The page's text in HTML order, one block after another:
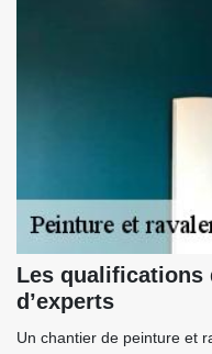
Les qualifications
d’experts
Un chantier de peinture et